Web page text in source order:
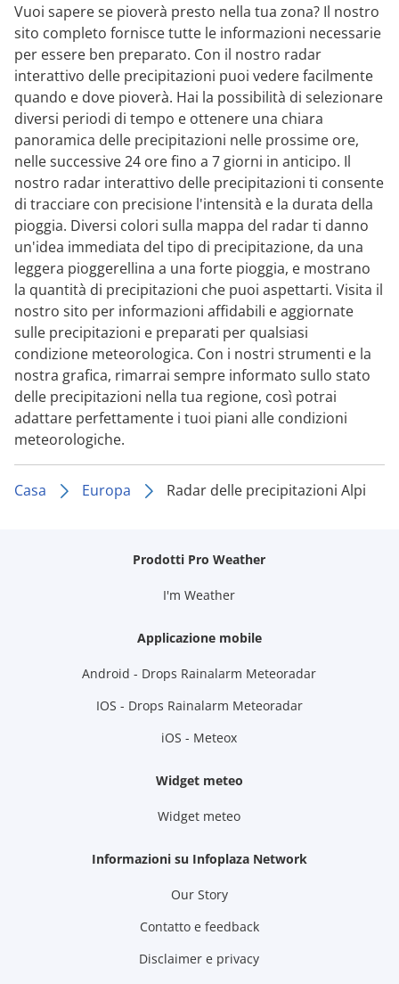
Vuoi sapere se pioverà presto nella tua zona? Il nostro
sito completo fornisce tutte le informazioni necessarie
per essere ben preparato. Con il nostro radar
interattivo delle precipitazioni puoi vedere facilmente
quando e dove pioverà. Hai la possibilità di selezionare
diversi periodi di tempo e ottenere una chiara
panoramica delle precipitazioni nelle prossime ore,
nelle successive 24 ore fino a 7 giorni in anticipo. Il
nostro radar interattivo delle precipitazioni ti consente
di tracciare con precisione l'intensità e la durata della
pioggia. Diversi colori sulla mappa del radar ti danno
un'idea immediata del tipo di precipitazione, da una
leggera pioggerellina a una forte pioggia, e mostrano
la quantità di precipitazioni che puoi aspettarti. Visita il
nostro sito per informazioni affidabili e aggiornate
sulle precipitazioni e preparati per qualsiasi
condizione meteorologica. Con i nostri strumenti e la
nostra grafica, rimarrai sempre informato sullo stato
delle precipitazioni nella tua regione, così potrai
adattare perfettamente i tuoi piani alle condizioni
meteorologiche.
Casa Europa Radar delle precipitazioni Alpi
Prodotti Pro Weather
I'm Weather
Applicazione mobile
Android - Drops Rainalarm Meteoradar
IOS - Drops Rainalarm Meteoradar
iOS - Meteox
Widget meteo
Widget meteo
Informazioni su Infoplaza Network
Our Story
Contatto e feedback
Disclaimer e privacy